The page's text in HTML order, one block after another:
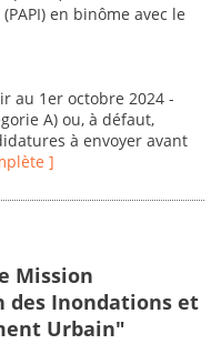
en binôme avec le
au 1er octobre 2024 -
A) ou, à défaut,
à envoyer avant
]
Mission
des Inondations et
Urbain"